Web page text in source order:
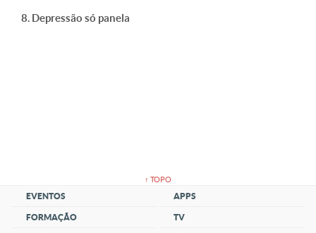
Depressão só panela
↑ TOPO
EVENTOS
FORMAÇÃO
APPS
TV